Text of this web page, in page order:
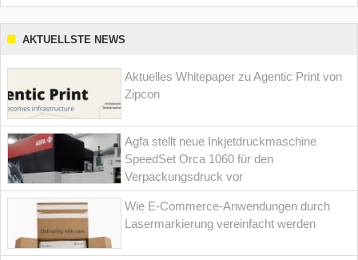
AKTUELLSTE NEWS
Aktuelles Whitepaper zu Agentic Print von
Zipcon
Agfa stellt neue Inkjetdruckmaschine
SpeedSet Orca 1060 für den
Verpackungsdruck vor
Wie E-Commerce-Anwendungen durch
Lasermarkierung vereinfacht werden